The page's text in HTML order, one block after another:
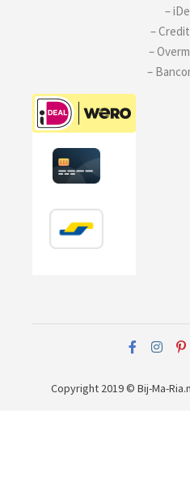
–
–
–
–
Copyright 2019 © Bij-Ma-